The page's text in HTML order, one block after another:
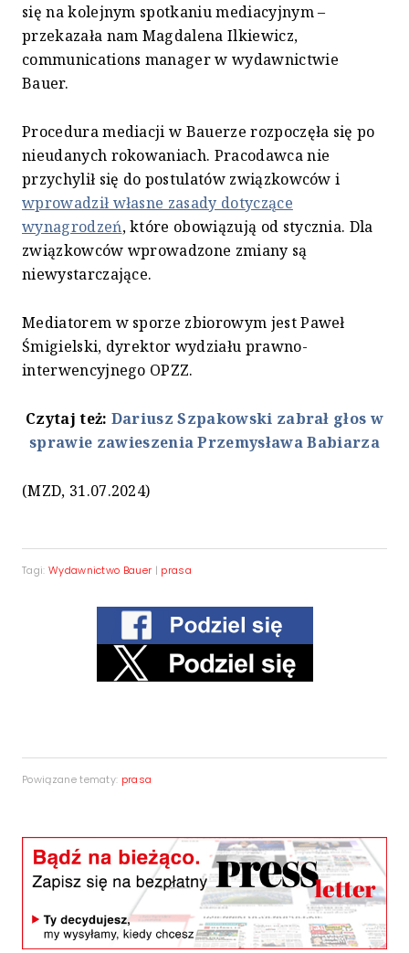
się na kolejnym spotkaniu mediacyjnym –
przekazała nam Magdalena Ilkiewicz,
communications manager w wydawnictwie
Bauer.
Procedura mediacji w Bauerze rozpoczęła się po
nieudanych rokowaniach. Pracodawca nie
przychylił się do postulatów związkowców i
wprowadził własne zasady dotyczące
wynagrodzeń, które obowiązują od stycznia. Dla
związkowców wprowadzone zmiany są
niewystarczające.
Mediatorem w sporze zbiorowym jest Paweł
Śmigielski, dyrektor wydziału prawno-
interwencyjnego OPZZ.
Czytaj też: Dariusz Szpakowski zabrał głos w
sprawie zawieszenia Przemysława Babiarza
(MZD, 31.07.2024)
Tagi: Wydawnictwo Bauer | prasa
Powiązane tematy: prasa